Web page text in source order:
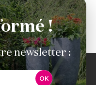
!
newsletter :
OK